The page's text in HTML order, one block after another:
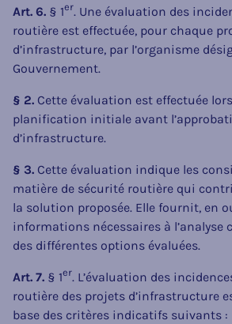
Art. 6. § 1er. Une évaluation des
routière est effectuée, pour chaque
d’infrastructure, par l’organisme
Gouvernement.
§ 2. Cette évaluation est effectuée
planification initiale avant
d’infrastructure.
§ 3. Cette évaluation indique les
matière de sécurité routière qui
la solution proposée. Elle fournit, en
informations nécessaires à l’analyse
des différentes options évaluées.
Art. 7. § 1er. L’évaluation des
routière des projets d’infrastructure
base des critères indicatifs suivants :